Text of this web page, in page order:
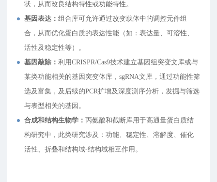
状，从而改良结构特性或功能特性。
基因表达： 组合库可允许通过改变载体中的调控元件组
合，从而优化蛋白质的表达性能（如：表达量、可溶性、
活性及稳定性等）。
基因敲除： 利用CRISPR/Cas9技术建立基因组突变文库或与
某类功能相关的基因突变体库，sgRNA文库，通过功能性筛
选及富集，及后续的PCR扩增及深度测序分析，发掘与筛选
与表型相关的基因。
合成和结构生物学： 丙氨酸和截断库用于高通量蛋白质结
构研究中，此类研究涉及：功能、稳定性、溶解度、催化
活性、折叠和结构域-结构域相互作用。